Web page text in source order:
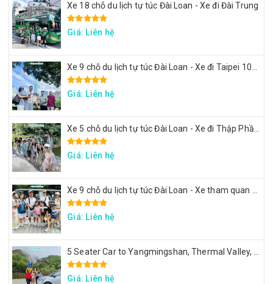
Xe 18 chỗ du lịch tự túc Đài Loan - Xe đi Đài Trung
Giá: Liên hệ
Giá: Liên hệ
Giá: Liên hệ
Giá: Liên hệ
Giá: Liên hệ